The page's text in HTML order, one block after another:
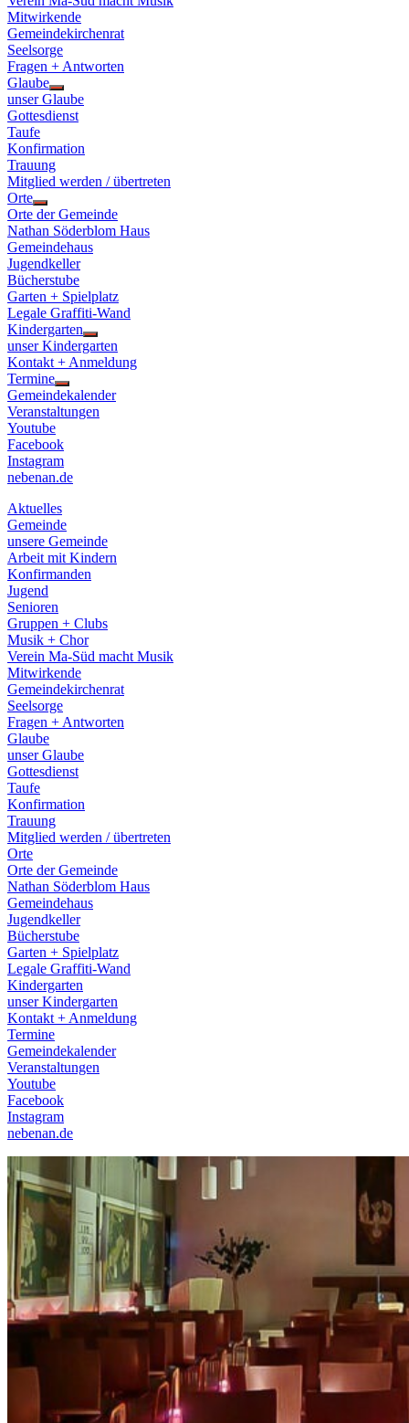
Mitwirkende
Gemeindekirchenrat
Seelsorge
Fragen + Antworten
Glaube
Show
sub
menu
unser Glaube
Gottesdienst
Taufe
Konfirmation
Trauung
Mitglied werden / übertreten
Orte
Show
sub
menu
Orte der Gemeinde
Nathan Söderblom Haus
Gemeindehaus
Jugendkeller
Bücherstube
Garten + Spielplatz
Legale Graffiti-Wand
Kindergarten
Show
sub
menu
unser Kindergarten
Kontakt + Anmeldung
Termine
Show
sub
menu
Gemeindekalender
Veranstaltungen
Youtube
Facebook
Instagram
nebenan.de
Aktuelles
Gemeinde
unsere Gemeinde
Arbeit mit Kindern
Konfirmanden
Jugend
Senioren
Gruppen + Clubs
Musik + Chor
Verein Ma-Süd macht Musik
Mitwirkende
Gemeindekirchenrat
Seelsorge
Fragen + Antworten
Glaube
unser Glaube
Gottesdienst
Taufe
Konfirmation
Trauung
Mitglied werden / übertreten
Orte
Orte der Gemeinde
Nathan Söderblom Haus
Gemeindehaus
Jugendkeller
Bücherstube
Garten + Spielplatz
Legale Graffiti-Wand
Kindergarten
unser Kindergarten
Kontakt + Anmeldung
Termine
Gemeindekalender
Veranstaltungen
Youtube
Facebook
Instagram
nebenan.de